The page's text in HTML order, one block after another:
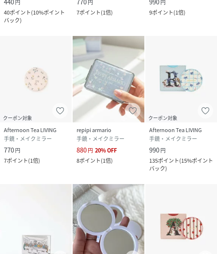
円
40ポイント(10%ポイント
バック)
円
7ポイント(1倍)
円
9ポイント(1倍)
クーポン対象
Afternoon Tea LIVING
手鏡・メイクミラー
770円
7ポイント(1倍)
repipi armario
手鏡・メイクミラー
880円 20%OFF
8ポイント(1倍)
クーポン対象
Afternoon Tea LIVING
手鏡・メイクミラー
990円
135ポイント(15%ポイント
バック)